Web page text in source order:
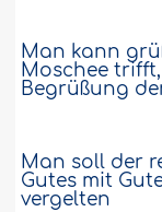
Man kann
Moschee
Begrüßung
Man soll der
Gutes mit
vergelten